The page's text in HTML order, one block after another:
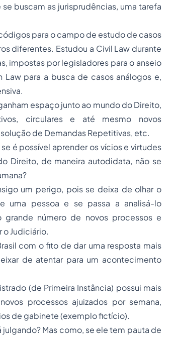
buscam as jurisprudências, uma tarefa
para o campo de estudo de casos
diferentes. Estudou a Civil Law durante
impostas por legisladores para o anseio
para a busca de casos análogos e,
espaço junto ao mundo do Direito,
circulares e até mesmo novos
de Demandas Repetitivas, etc.
é possível aprender os vícios e virtudes
Direito, de maneira autodidata, não se
um perigo, pois se deixa de olhar o
uma pessoa e se passa a analisá-lo
número de novos processos e
Judiciário.
com o fito de dar uma resposta mais
de atentar para um acontecimento
(de Primeira Instância) possui mais
processos ajuizados por semana,
de gabinete (exemplo fictício).
Mas como, se ele tem pauta de